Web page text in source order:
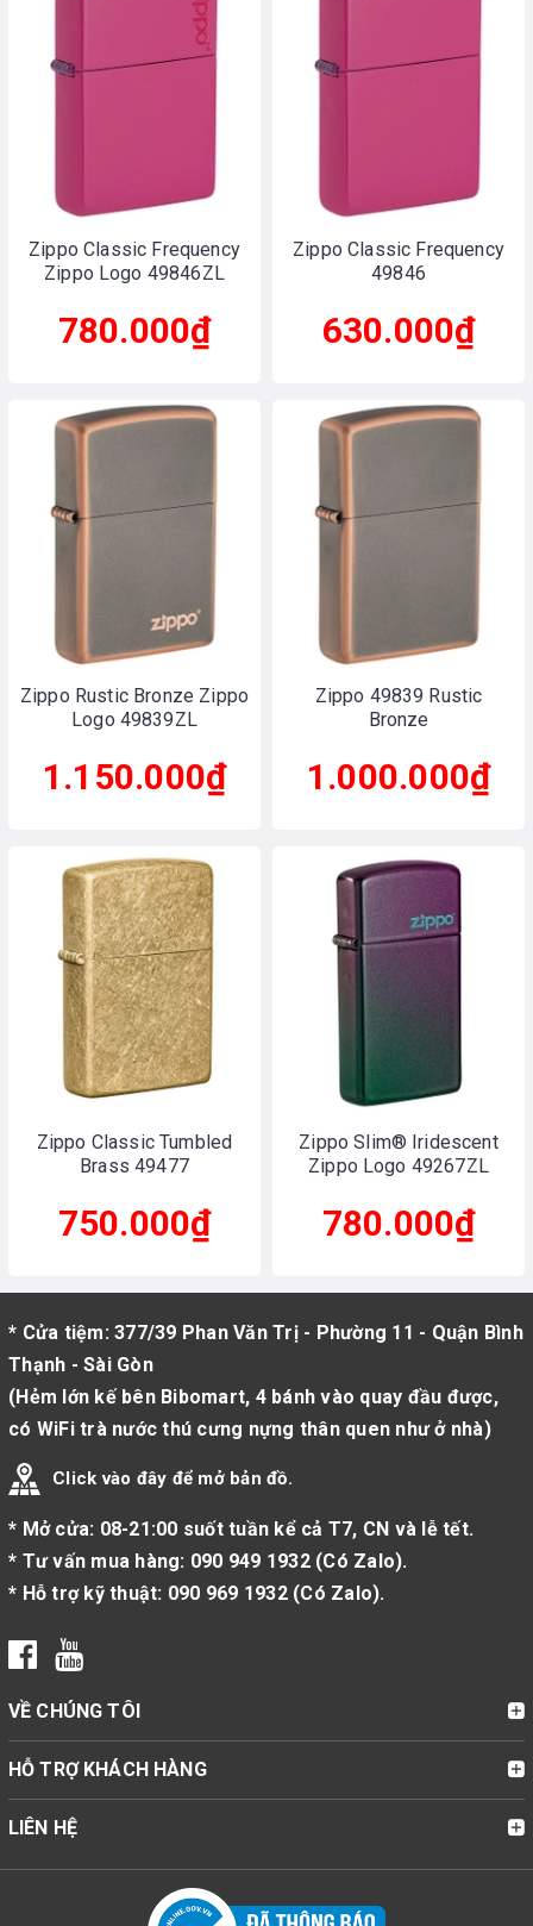
Zippo Classic Frequency
Zippo Logo 49846ZL
780.000₫
Zippo Classic Frequency
49846
630.000₫
Zippo Rustic Bronze Zippo
Logo 49839ZL
1.150.000₫
Zippo 49839 Rustic
Bronze
1.000.000₫
Zippo Classic Tumbled
Brass 49477
750.000₫
Zippo Slim® Iridescent
Zippo Logo 49267ZL
780.000₫
* Cửa tiệm: 377/39 Phan Văn Trị - Phường 11 - Quận Bình
Thạnh - Sài Gòn
(Hẻm lớn kế bên Bibomart, 4 bánh vào quay đầu được,
có WiFi trà nước thú cưng nựng thân quen như ở nhà)
Click vào đây để mở bản đồ.
* Mở cửa: 08-21:00 suốt tuần kể cả T7, CN và lễ tết.
* Tư vấn mua hàng: 090 949 1932(Có Zalo).
* Hỗ trợ kỹ thuật: 090 969 1932(Có Zalo).
VỀ CHÚNG TÔI
HỖ TRỢ KHÁCH HÀNG
LIÊN HỆ